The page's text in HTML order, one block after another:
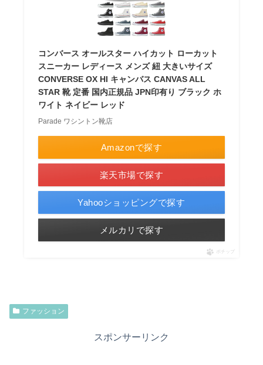
コンバース オールスター ハイカット ローカット
スニーカー レディース メンズ 紐 大きいサイズ
CONVERSE OX HI キャンバス CANVAS ALL
STAR 靴 定番 国内正規品 JPN印有り ブラック ホ
ワイト ネイビー レッド
Parade ワシントン靴店
Amazonで探す
楽天市場で探す
Yahooショッピングで探す
メルカリで探す
ポチップ
ファッション
スポンサーリンク